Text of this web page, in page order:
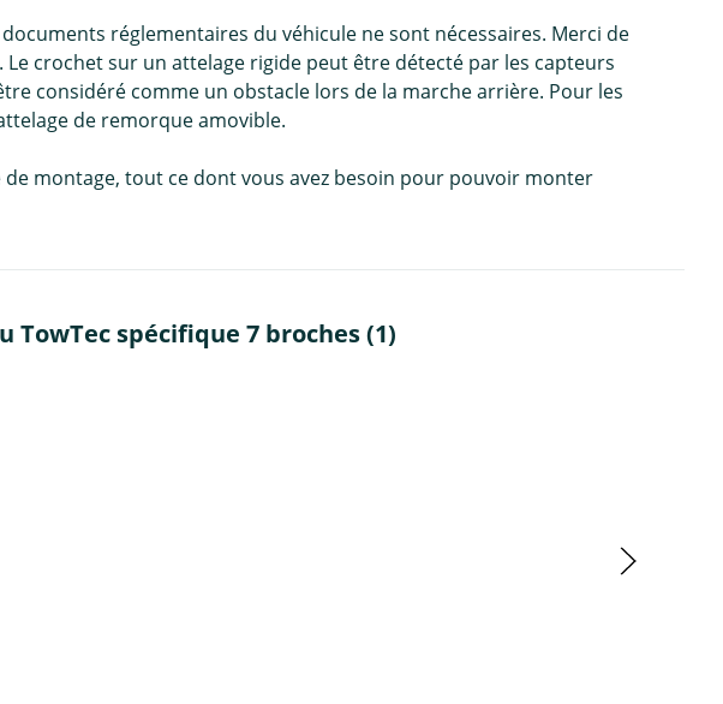
réglementaires du véhicule ne sont nécessaires. Merci de
crochet sur un attelage rigide peut être détecté par les capteurs
considéré comme un obstacle lors de la marche arrière. Pour les
de remorque amovible.
montage, tout ce dont vous avez besoin pour pouvoir monter
TowTec spécifique 7 broches (1)